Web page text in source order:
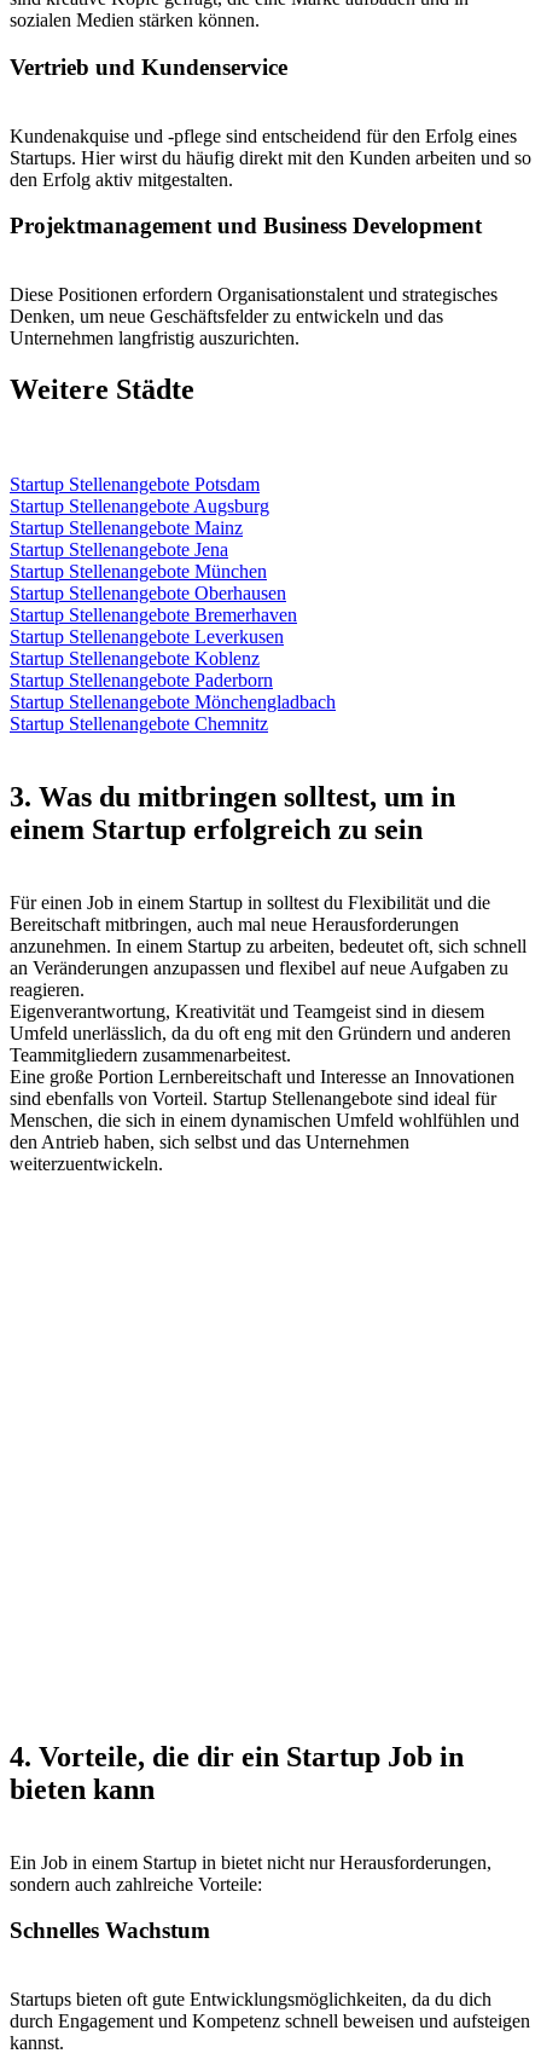
sozialen Medien stärken können.
Vertrieb und Kundenservice
Kundenakquise und -pflege sind entscheidend für den Erfolg eines
Startups. Hier wirst du häufig direkt mit den Kunden arbeiten und so
den Erfolg aktiv mitgestalten.
Projektmanagement und Business Development
Diese Positionen erfordern Organisationstalent und strategisches
Denken, um neue Geschäftsfelder zu entwickeln und das
Unternehmen langfristig auszurichten.
Weitere Städte
Startup Stellenangebote Potsdam
Startup Stellenangebote Augsburg
Startup Stellenangebote Mainz
Startup Stellenangebote Jena
Startup Stellenangebote München
Startup Stellenangebote Oberhausen
Startup Stellenangebote Bremerhaven
Startup Stellenangebote Leverkusen
Startup Stellenangebote Koblenz
Startup Stellenangebote Paderborn
Startup Stellenangebote Mönchengladbach
Startup Stellenangebote Chemnitz
3. Was du mitbringen solltest, um in
einem Startup erfolgreich zu sein
Für einen Job in einem Startup in solltest du Flexibilität und die
Bereitschaft mitbringen, auch mal neue Herausforderungen
anzunehmen. In einem Startup zu arbeiten, bedeutet oft, sich schnell
an Veränderungen anzupassen und flexibel auf neue Aufgaben zu
reagieren.
Eigenverantwortung, Kreativität und Teamgeist sind in diesem
Umfeld unerlässlich, da du oft eng mit den Gründern und anderen
Teammitgliedern zusammenarbeitest.
Eine große Portion Lernbereitschaft und Interesse an Innovationen
sind ebenfalls von Vorteil. Startup Stellenangebote sind ideal für
Menschen, die sich in einem dynamischen Umfeld wohlfühlen und
den Antrieb haben, sich selbst und das Unternehmen
weiterzuentwickeln.
4. Vorteile, die dir ein Startup Job in
bieten kann
Ein Job in einem Startup in bietet nicht nur Herausforderungen,
sondern auch zahlreiche Vorteile:
Schnelles Wachstum
Startups bieten oft gute Entwicklungsmöglichkeiten, da du dich
durch Engagement und Kompetenz schnell beweisen und aufsteigen
kannst.